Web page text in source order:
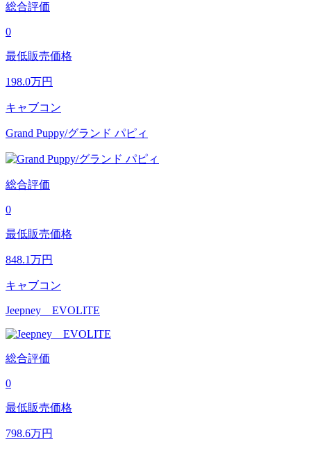
総合評価
0
最低販売価格
198.0万円
キャブコン
Grand Puppy/グランド パピィ
総合評価
0
最低販売価格
848.1万円
キャブコン
Jeepney EVOLITE
総合評価
0
最低販売価格
798.6万円